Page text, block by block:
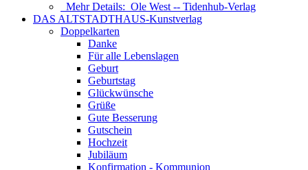
Mehr Details: Ole West -- Tidenhub-Verlag
DAS ALTSTADTHAUS-Kunstverlag
Doppelkarten
Danke
Für alle Lebenslagen
Geburt
Geburtstag
Glückwünsche
Grüße
Gute Besserung
Gutschein
Hochzeit
Jubiläum
Konfirmation - Kommunion